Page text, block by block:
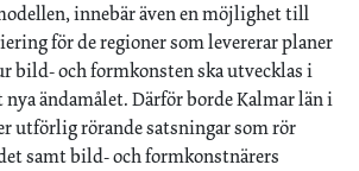
innebär även en möjlighet till
för de regioner som levererar planer
bild- och formkonsten ska utvecklas i
ändamålet. Därför borde Kalmar län i
utförlig rörande satsningar som rör
samt bild- och formkonstnärers